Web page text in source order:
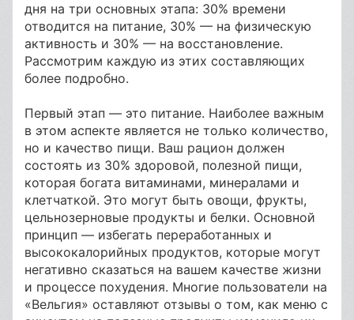
дня на три основных этапа: 30% времени
отводится на питание, 30% — на физическую
активность и 30% — на восстановление.
Рассмотрим каждую из этих составляющих
более подробно.
Первый этап — это питание. Наиболее важным
в этом аспекте является не только количество,
но и качество пищи. Ваш рацион должен
состоять из 30% здоровой, полезной пищи,
которая богата витаминами, минералами и
клетчаткой. Это могут быть овощи, фрукты,
цельнозерновые продукты и белки. Основной
принцип — избегать переработанных и
высококалорийных продуктов, которые могут
негативно сказаться на вашем качестве жизни
и процессе похудения. Многие пользователи на
«Вельгия» оставляют отзывы о том, как меню с